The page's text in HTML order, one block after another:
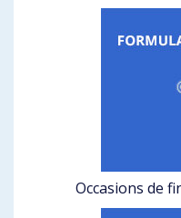
Occasions de